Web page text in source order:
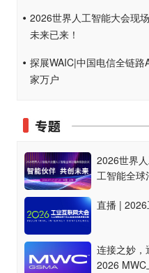
2026世界人工智能大会现
未来已来！
探展WAIC|中国电信全链
家万户
2026世界
工智能全球
直播 |
连接之妙，
2026 MWC